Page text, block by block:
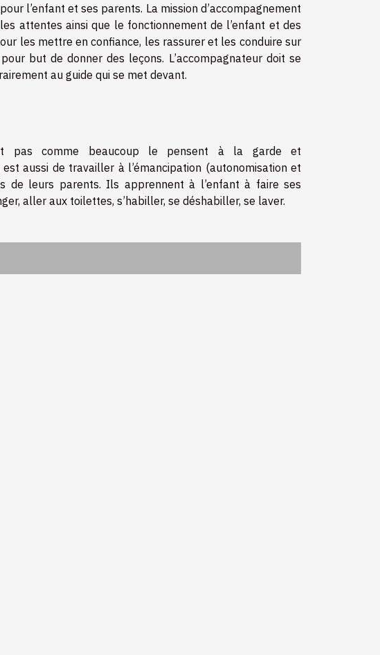
l’enfant et ses parents. La mission d’accompagnement
attentes ainsi que le fonctionnement de l’enfant et des
les mettre en confiance, les rassurer et les conduire sur
but de donner des leçons. L’accompagnateur doit se
au guide qui se met devant.
pas comme beaucoup le pensent à la garde et
aussi de travailler à l’émancipation (autonomisation et
de leurs parents. Ils apprennent à l’enfant à faire ses
aller aux toilettes, s’habiller, se déshabiller, se laver.